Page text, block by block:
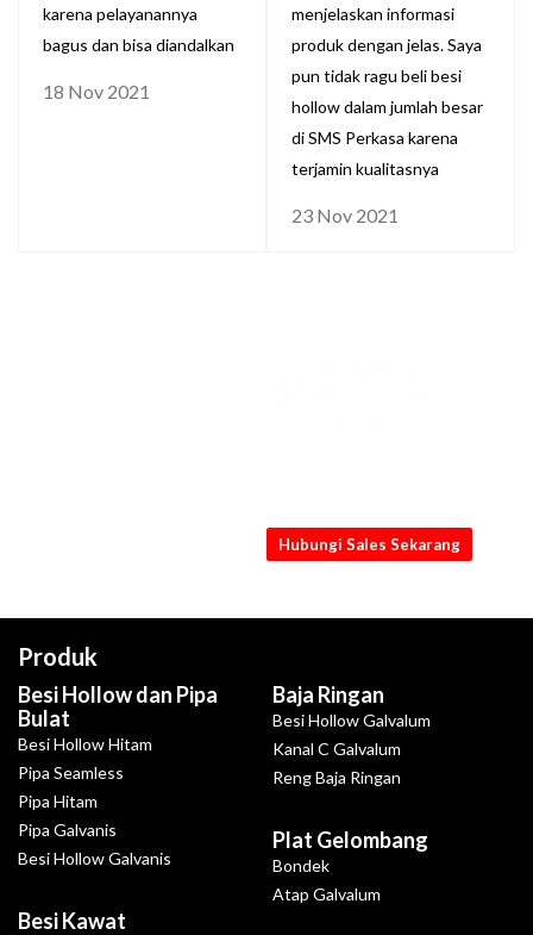
karena pelayanannya
bagus dan bisa diandalkan
18 Nov 2021
menjelaskan informasi
produk dengan jelas. Saya
pun tidak ragu beli besi
hollow dalam jumlah besar
di SMS Perkasa karena
terjamin kualitasnya
23 Nov 2021
Hubungi Sales Sekarang
Produk
Besi Hollow dan Pipa
Bulat
Besi Hollow Hitam
Pipa Seamless
Pipa Hitam
Pipa Galvanis
Besi Hollow Galvanis
Besi Kawat
Baja Ringan
Besi Hollow Galvalum
Kanal C Galvalum
Reng Baja Ringan
Plat Gelombang
Bondek
Atap Galvalum